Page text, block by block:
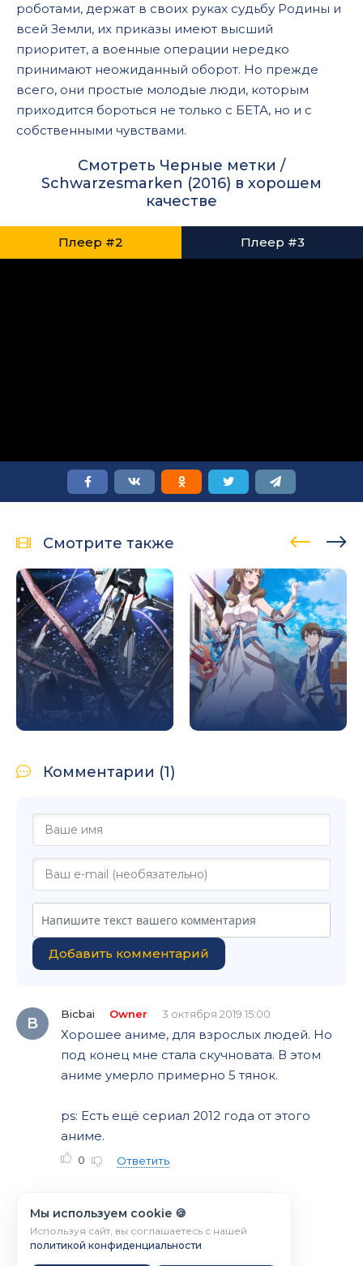
роботами, держат в своих руках судьбу Родины и
всей Земли, их приказы имеют высший
приоритет, а военные операции нередко
принимают неожиданный оборот. Но прежде
всего, они простые молодые люди, которым
приходится бороться не только с БЕТА, но и с
собственными чувствами.
Смотреть Черные метки /
Schwarzesmarken (2016) в хорошем
качестве
Плеер #2 Плеер #3
Смотрите также
Комментарии (1)
Добавить комментарий
B
Bicbai Owner 3 октября 2019 15:00
Хорошее аниме, для взрослых людей. Но
под конец мне стала скучновата. В этом
аниме умерло примерно 5 тянок.
ps: Есть ещё сериал 2012 года от этого
аниме.
0 Ответить
Мы используем cookie 🍪
Используя сайт, вы соглашаетесь с нашей
политикой конфиденциальности.